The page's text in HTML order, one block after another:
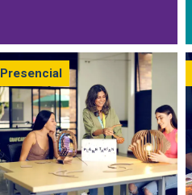
Presencial